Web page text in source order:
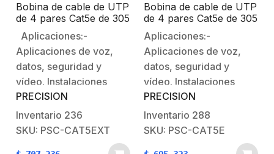
Bobina de cable de UTP
de 4 pares Cat5e de 305
m (1000 ft), 100%
Cobre, LDPE Resistente
a rayos UV, Color
Negro, 24 AWG, Uso en
Exterior, Para
Aplicaciones de Voz,
Datos y Video
Aplicaciones:-
Aplicaciones de voz,
datos, seguridad y
vídeo. Instalaciones
analógicas/CCTV
megapíxel IP.-Puntos de
acceso cableados.-
PRECISION
Inventario 236
SKU: PSC-CAT5EXT
Bobina de cable de UTP
de 4 pares Cat5e de 305
m (1000 ft), 100%
Cobre, PVC ROHS,
Color Gris, 24 AWG,
Uso en Interior, Para
Aplicaciones de Voz,
Datos y Video
Aplicaciones:-
Aplicaciones de voz,
datos, seguridad y
vídeo. Instalaciones
analógicas/CCTV
megapíxel IP.-Puntos de
acceso cableados.-
PRECISION
Inventario 288
SKU: PSC-CAT5E